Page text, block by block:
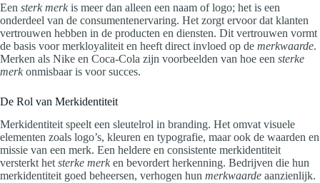
Een sterk merkis meer dan alleen een naam of logo; het is een
onderdeel van de consumentenervaring. Het zorgt ervoor dat klanten
vertrouwen hebben in de producten en diensten. Dit vertrouwen vormt
de basis voor merkloyaliteit en heeft direct invloed op de merkwaarde.
Merken als Nike en Coca-Cola zijn voorbeelden van hoe een sterke
merkonmisbaar is voor succes.
De Rol van Merkidentiteit
Merkidentiteit speelt een sleutelrol in branding. Het omvat visuele
elementen zoals logo’s, kleuren en typografie, maar ook de waarden en
missie van een merk. Een heldere en consistente merkidentiteit
versterkt het sterke merken bevordert herkenning. Bedrijven die hun
merkidentiteit goed beheersen, verhogen hun merkwaarde aanzienlijk.